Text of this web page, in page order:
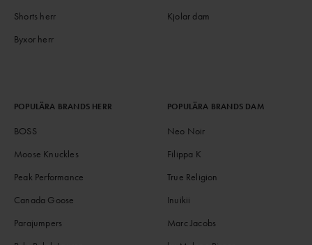
Shorts herr
Byxor herr
Kjolar dam
POPULÄRA BRANDS HERR
BOSS
Moose Knuckles
Peak Performance
Canada Goose
Parajumpers
POPULÄRA BRANDS DAM
Neo Noir
Filippa K
True Religion
Inuikii
Marc Jacobs